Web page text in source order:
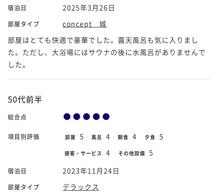
宿泊日 2025年3月26日
部屋タイプ
concept 城
部屋はとても快適で豪華でした。露天風呂も気に入りまし
た。ただし、大浴場にはサウナの後に水風呂がありませんで
した。
50代前半
総合点
項目別評価 部屋 5 風呂 4 朝食 4 夕食 5
接客・サービス 4 その他設備 5
宿泊日 2023年11月24日
部屋タイプ
デラックス